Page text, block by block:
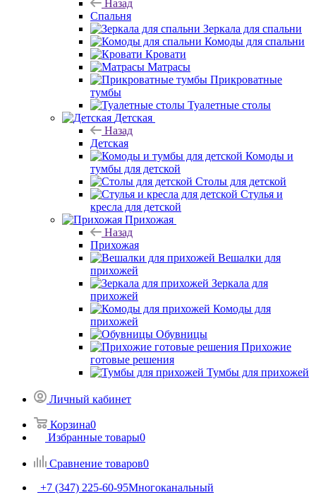
Назад
Спальня
Зеркала для спальни
Комоды для спальни
Кровати
Матрасы
Прикроватные
тумбы
Туалетные столы
Детская
Назад
Детская
Комоды и
тумбы для детской
Столы для детской
Стулья и
кресла для детской
Прихожая
Назад
Прихожая
Вешалки для
прихожей
Зеркала для
прихожей
Комоды для
прихожей
Обувницы
Прихожие
готовые решения
Тумбы для прихожей
Личный кабинет
Корзина0
Избранные товары0
Сравнение товаров0
+7 (347) 225-60-95Многоканальный